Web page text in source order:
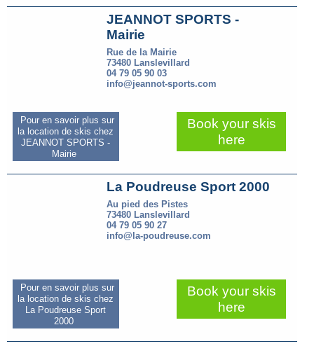
JEANNOT SPORTS -
Mairie
Rue de la Mairie
73480 Lanslevillard
04 79 05 90 03
info@jeannot-sports.com
Pour en savoir plus sur
la location de skis chez
JEANNOT SPORTS -
Mairie
Book your skis
here
La Poudreuse Sport 2000
Au pied des Pistes
73480 Lanslevillard
04 79 05 90 27
info@la-poudreuse.com
Pour en savoir plus sur
la location de skis chez
La Poudreuse Sport
2000
Book your skis
here